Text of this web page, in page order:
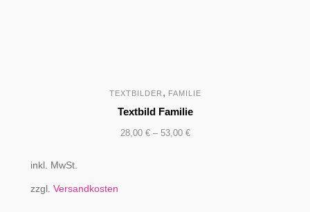
TEXTBILDER , FAMILIE
Textbild Familie
28,00 €– 53,00 €
inkl. MwSt.
zzgl. Versandkosten